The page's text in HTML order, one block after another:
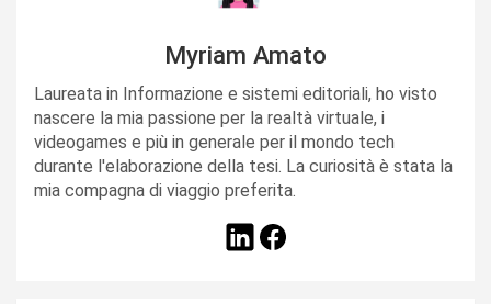
Myriam Amato
Laureata in Informazione e sistemi editoriali, ho visto
nascere la mia passione per la realtà virtuale, i
videogames e più in generale per il mondo tech
durante l'elaborazione della tesi. La curiosità è stata la
mia compagna di viaggio preferita.